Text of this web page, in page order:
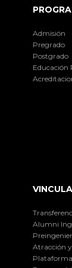
Admisión
Pregrado
Postgrado
Educación
Alumni
Atracción